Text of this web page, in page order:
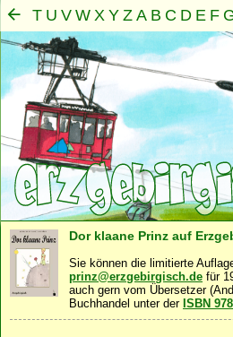
T U V W X Y Z A B C D E F
Q R S
Mensch·Seele·Geist
Dor klaane Prinz auf
Sie können die limitierte
prinz@erzgebirgisch.de für
auch gern vom Übersetzer
Buchhandel unter der ISBN